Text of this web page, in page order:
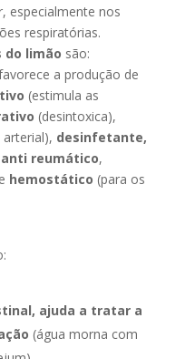
especialmente nos
respiratórias.
do limão são:
a produção de
(estimula as
(desintoxica),
desinfetante,
reumático,
hemostático (para os
ajuda a tratar a
(água morna com